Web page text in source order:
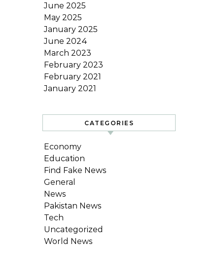
June 2025
May 2025
January 2025
June 2024
March 2023
February 2023
February 2021
January 2021
CATEGORIES
Economy
Education
Find Fake News
General
News
Pakistan News
Tech
Uncategorized
World News